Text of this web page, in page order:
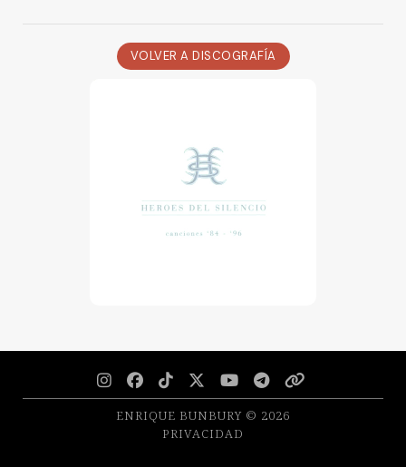
VOLVER A DISCOGRAFÍA
      
ENRIQUE BUNBURY © 2026
PRIVACIDAD